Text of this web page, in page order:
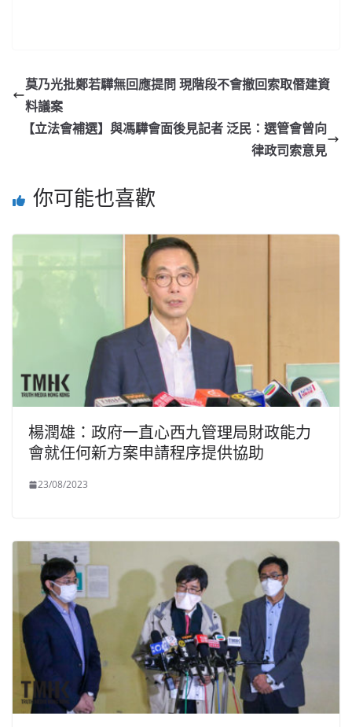
莫乃光批鄭若驊無回應提問 現階段不會撤回索取僭建資
料議案
【立法會補選】與馮驊會面後見記者 泛民：選管會曾向
律政司索意見
你可能也喜歡
楊潤雄：政府一直心西九管理局財政能力
會就任何新方案申請程序提供協助
23/08/2023